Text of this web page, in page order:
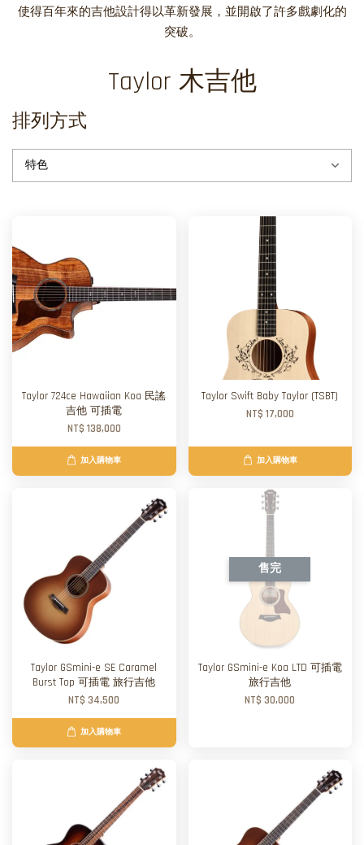
使得百年來的吉他設計得以革新發展，並開啟了許多戲劇化的
突破。
Taylor 木吉他
排列方式
Taylor 724ce Hawaiian Koa 民謠
吉他 可插電
NT$ 138,000
加入購物車
Taylor Swift Baby Taylor (TSBT)
NT$ 17,000
加入購物車
Taylor GSmini-e SE Caramel
Burst Top 可插電 旅行吉他
NT$ 34,500
加入購物車
售完
Taylor GSmini-e Koa LTD 可插電
旅行吉他
NT$ 30,000